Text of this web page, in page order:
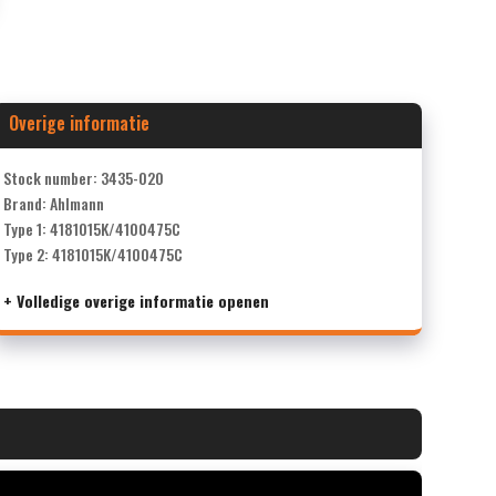
Overige informatie
Stock number: 3435-020
Brand: Ahlmann
Type 1: 4181015K/4100475C
Type 2: 4181015K/4100475C
+ Volledige overige informatie openen